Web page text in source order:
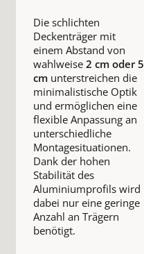
Die schlichten
Deckenträger mit
einem Abstand von
wahlweise 2 cm oder 5
cmunterstreichen die
minimalistische Optik
und ermöglichen eine
flexible Anpassung an
unterschiedliche
Montagesituationen.
Dank der hohen
Stabilität des
Aluminiumprofils wird
dabei nur eine geringe
Anzahl an Trägern
benötigt.